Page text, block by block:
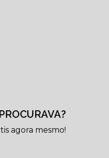
agora mesmo!